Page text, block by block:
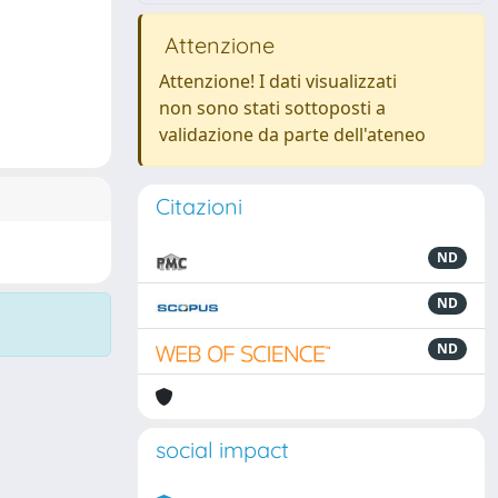
Attenzione
Attenzione! I dati visualizzati
non sono stati sottoposti a
validazione da parte dell'ateneo
Citazioni
ND
ND
ND
social impact